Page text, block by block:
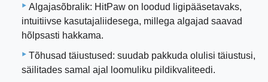
Algajasõbralik: HitPaw on loodud ligipääsetavaks,
intuitiivse kasutajaliidesega, millega algajad saavad
hõlpsasti hakkama.
Tõhusad täiustused: suudab pakkuda olulisi täiustusi,
säilitades samal ajal loomuliku pildikvaliteedi.